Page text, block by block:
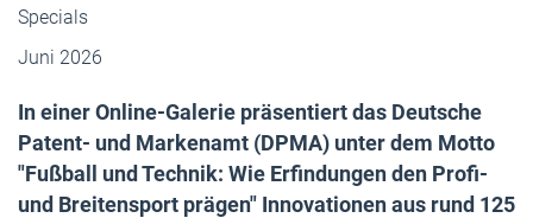
Specials
Juni 2026
In einer Online-Galerie präsentiert das Deutsche
Patent- und Markenamt (DPMA) unter dem Motto
"Fußball und Technik: Wie Erfindungen den Profi-
und Breitensport prägen" Innovationen aus rund 125